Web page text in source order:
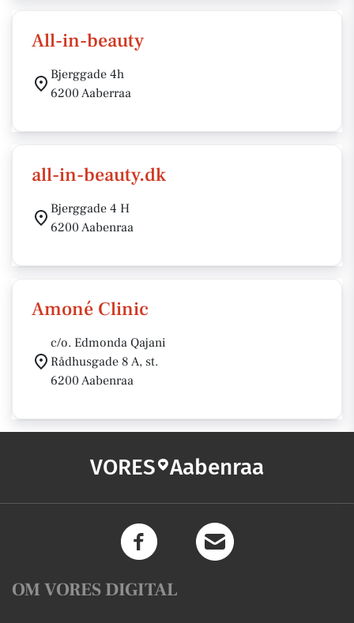
All-in-beauty
Bjerggade 4h
6200 Aaberraa
all-in-beauty.dk
Bjerggade 4 H
6200 Aabenraa
Amoné Clinic
c/o. Edmonda Qajani
Rådhusgade 8 A, st.
6200 Aabenraa
VORES Aabenraa
OM VORES DIGITAL